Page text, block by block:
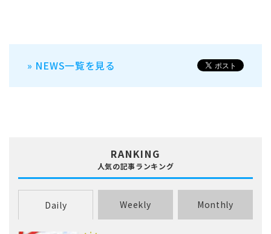
» NEWS一覧を見る
RANKING
人気の記事ランキング
Daily Weekly Monthly